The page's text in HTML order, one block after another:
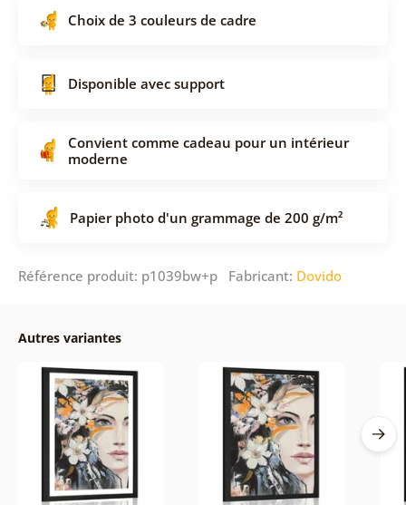
Choix de 3 couleurs de cadre
Disponible avec support
Convient comme cadeau pour un intérieur
moderne
Papier photo d'un grammage de 200 g/m²
Référence produit: p1039bw+p Fabricant: Dovido
Autres variantes